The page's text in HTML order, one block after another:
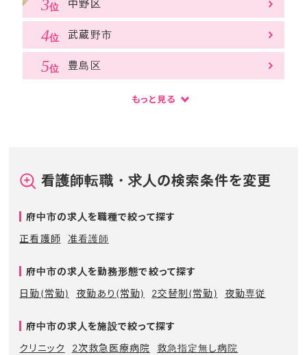
中野区
武蔵野市
豊島区
もっと見る
看護師転職・求人の検索条件を変更
府中市の求人を職種で絞って探す
正看護師
准看護師
府中市の求人を勤務形態で絞って探す
日勤(常勤)
夜勤あり(常勤) 2交替制(常勤) 夜勤専従
府中市の求人を施設で絞って探す
クリニック
2次救急医療病院
救急指定無し病院